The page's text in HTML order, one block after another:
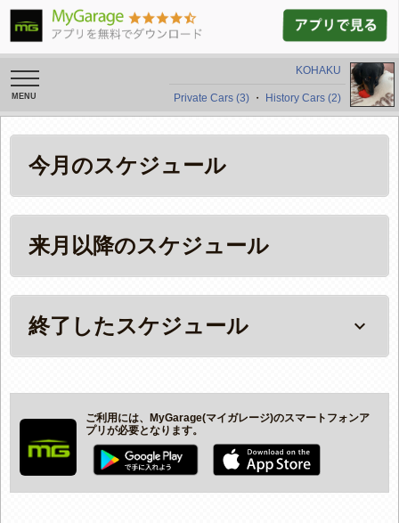
toggle
navigation
KOHAKU
Private Cars (3) ・ History Cars (2)
今月のスケジュール
来月以降のスケジュール
終了したスケジュール keyboard_arrow_down
ご利用には、MyGarage(マイガレージ)のスマートフォンア
プリが必要となります。